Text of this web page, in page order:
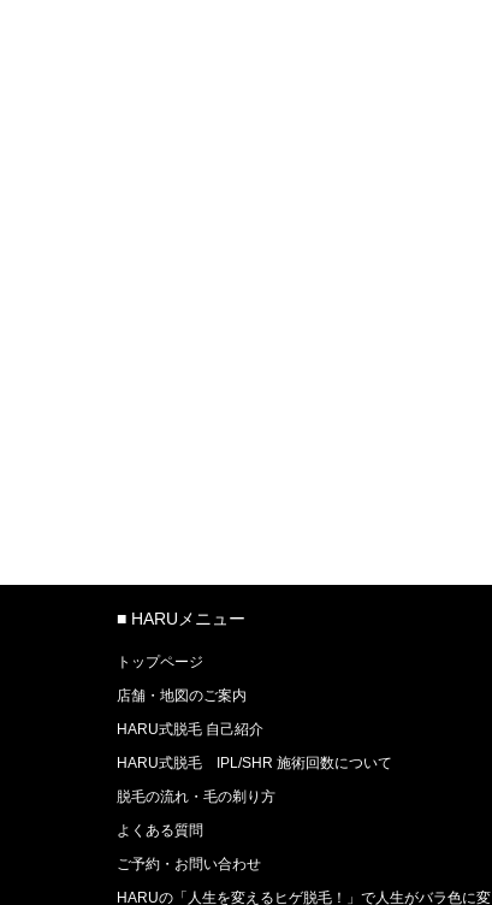
■ HARUメニュー
トップページ
店舗・地図のご案内
HARU式脱毛 自己紹介
HARU式脱毛 IPL/SHR 施術回数について
脱毛の流れ・毛の剃り方
よくある質問
ご予約・お問い合わせ
HARUの「人生を変えるヒゲ脱毛！」で人生がバラ色に変